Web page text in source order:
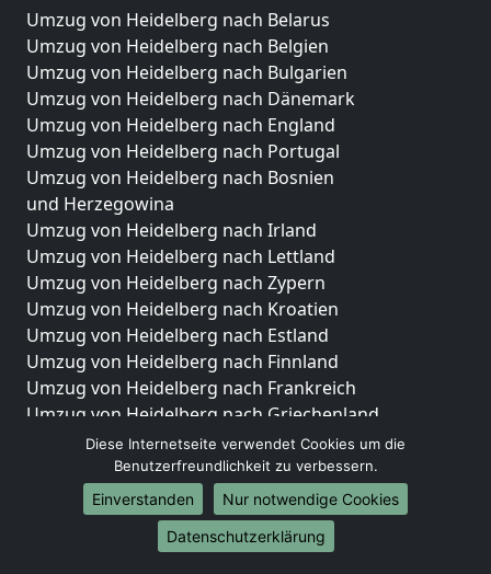
Umzug von Heidelberg nach Belarus
Umzug von Heidelberg nach Belgien
Umzug von Heidelberg nach Bulgarien
Umzug von Heidelberg nach Dänemark
Umzug von Heidelberg nach England
Umzug von Heidelberg nach Portugal
Umzug von Heidelberg nach Bosnien
und Herzegowina
Umzug von Heidelberg nach Irland
Umzug von Heidelberg nach Lettland
Umzug von Heidelberg nach Zypern
Umzug von Heidelberg nach Kroatien
Umzug von Heidelberg nach Estland
Umzug von Heidelberg nach Finnland
Umzug von Heidelberg nach Frankreich
Umzug von Heidelberg nach Griechenland
Umzug von Heidelberg nach Italien
Umzug von Heidelberg nach Liechtenstein
Umzug von Heidelberg nach Luxemburg
Umzug von Heidelberg nach Niederlande
Umzug von Heidelberg nach Norwegen
Diese Internetseite verwendet Cookies um die
Benutzerfreundlichkeit zu verbessern.
Einverstanden
Nur notwendige Cookies
Datenschutzerklärung